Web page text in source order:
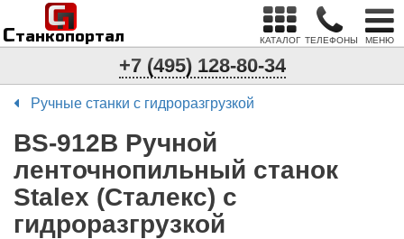
Станкопортал
п
С
КАТАЛОГ ТЕЛЕФОНЫ МЕНЮ
+7 (495) 128-80-34
Ручные станки с гидроразгрузкой
BS-912B Ручной
ленточнопильный станок
Stalex (Сталекс) с
гидроразгрузкой